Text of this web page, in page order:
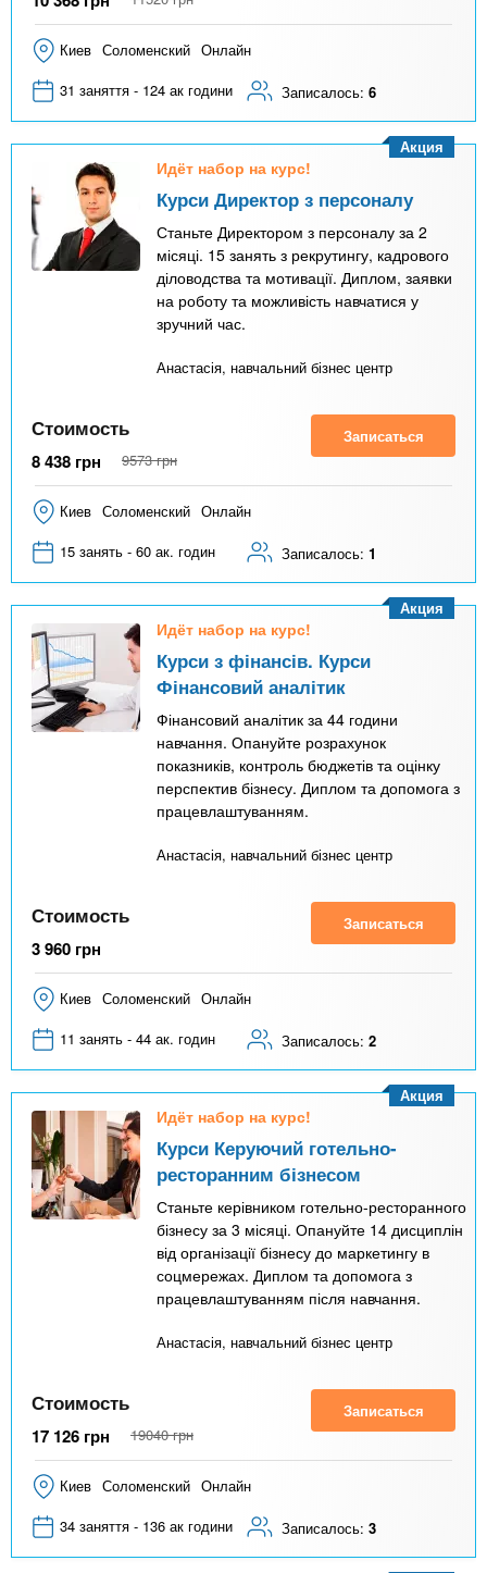
Киев Соломенский Онлайн
31 заняття - 124 ак години
Записалось: 6
Идёт набор на курс!
Курси Директор з персоналу
Станьте Директором з персоналу за 2
місяці. 15 занять з рекрутингу, кадрового
діловодства та мотивації. Диплом, заявки
на роботу та можливість навчатися у
зручний час.
Анастасія, навчальний бізнес центр
Акция
Стоимость
8 438 грн 9573 грн
Записаться
Киев Соломенский Онлайн
15 занять - 60 ак. годин
Записалось: 1
Идёт набор на курс!
Курси з фінансів. Курси
Фінансовий аналітик
Фінансовий аналітик за 44 години
навчання. Опануйте розрахунок
показників, контроль бюджетів та оцінку
перспектив бізнесу. Диплом та допомога з
працевлаштуванням.
Анастасія, навчальний бізнес центр
Акция
Стоимость
3 960 грн
Записаться
Киев Соломенский Онлайн
11 занять - 44 ак. годин
Записалось: 2
Идёт набор на курс!
Курси Керуючий готельно-
ресторанним бізнесом
Станьте керівником готельно-ресторанного
бізнесу за 3 місяці. Опануйте 14 дисциплін
від організації бізнесу до маркетингу в
соцмережах. Диплом та допомога з
працевлаштуванням після навчання.
Анастасія, навчальний бізнес центр
Акция
Стоимость
17 126 грн 19040 грн
Записаться
Киев Соломенский Онлайн
34 заняття - 136 ак години
Записалось: 3